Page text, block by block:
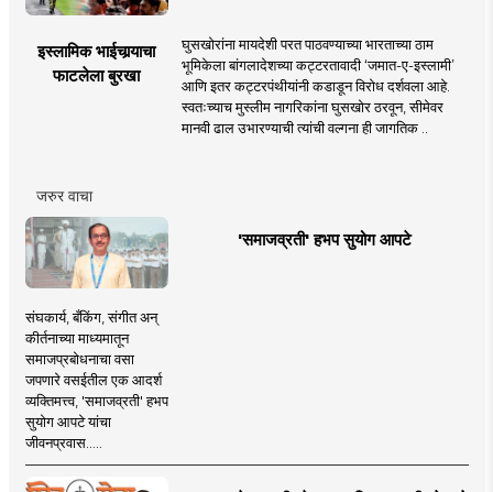
इस्लामिक भाईचार्‍याचा
फाटलेला बुरखा
घुसखोरांना मायदेशी परत पाठवण्याच्या भारताच्या ठाम
भूमिकेला बांगलादेशच्या कट्टरतावादी ‘जमात-ए-इस्लामी’
आणि इतर कट्टरपंथीयांनी कडाडून विरोध दर्शवला आहे.
स्वतःच्याच मुस्लीम नागरिकांना घुसखोर ठरवून, सीमेवर
मानवी ढाल उभारण्याची त्यांची वल्गना ही जागतिक ..
जरुर वाचा
'समाजव्रती' हभप सुयोग आपटे
संघकार्य, बँकिंग, संगीत अन्
कीर्तनाच्या माध्यमातून
समाजप्रबोधनाचा वसा
जपणारे वसईतील एक आदर्श
व्यक्तिमत्त्व, 'समाजव्रती' हभप
सुयोग आपटे यांचा
जीवनप्रवास.....